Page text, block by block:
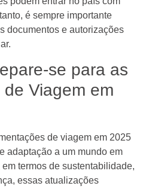
é sempre importante
documentos e autorizações
se para as
Viagem em
de viagem em 2025
adaptação a um mundo em
termos de sustentabilidade,
essas atualizações